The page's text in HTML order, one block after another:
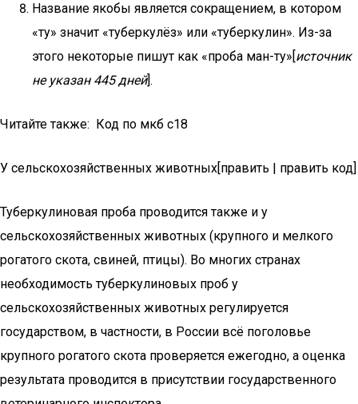
Название якобы является сокращением, в котором
«ту» значит «туберкулёз» или «туберкулин». Из-за
этого некоторые пишут как «проба ман-ту»[источник
не указан 445 дней].
Читайте также: Код по мкб c18
У сельскохозяйственных животных[править | править код]
Туберкулиновая проба проводится также и у
сельскохозяйственных животных (крупного и мелкого
рогатого скота, свиней, птицы). Во многих странах
необходимость туберкулиновых проб у
сельскохозяйственных животных регулируется
государством, в частности, в России всё поголовье
крупного рогатого скота проверяется ежегодно, а оценка
результата проводится в присутствии государственного